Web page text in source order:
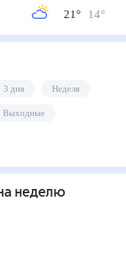
21° 14°
3 дня Неделя
Выходные
неделю